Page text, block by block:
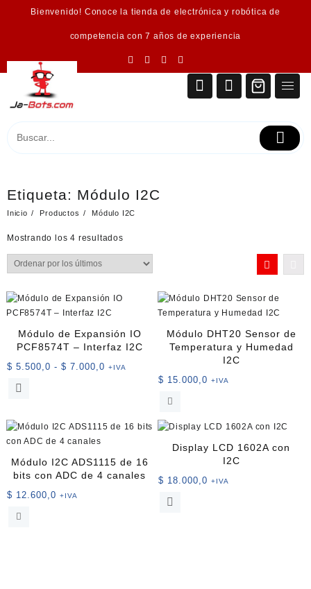
Bienvenido! Conoce la tienda de electrónica y robótica de
competencia con 7 años de experiencia
Etiqueta: Módulo I2C
Inicio Productos Módulo I2C
Mostrando los 4 resultadosOrdenado
por
Módulo de Expansión IO
PCF8574T – Interfaz I2C
$ 5.500,0 - $ 7.000,0 Rango
$ 5.500,0
+IVA
Este
múltiples
variantes.
Las
opciones
pueden
elegir
Módulo DHT20 Sensor de
Temperatura y Humedad
I2C
$ 15.000,0 +IVA
Módulo I2C ADS1115 de 16
bits con ADC de 4 canales
$ 12.600,0 +IVA
Display LCD 1602A con
I2C
$ 18.000,0 +IVA
Este